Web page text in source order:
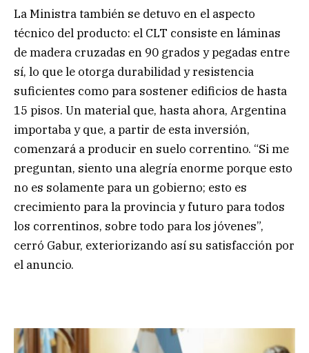
La Ministra también se detuvo en el aspecto
técnico del producto: el CLT consiste en láminas
de madera cruzadas en 90 grados y pegadas entre
sí, lo que le otorga durabilidad y resistencia
suficientes como para sostener edificios de hasta
15 pisos. Un material que, hasta ahora, Argentina
importaba y que, a partir de esta inversión,
comenzará a producir en suelo correntino. “Si me
preguntan, siento una alegría enorme porque esto
no es solamente para un gobierno; esto es
crecimiento para la provincia y futuro para todos
los correntinos, sobre todo para los jóvenes”,
cerró Gabur, exteriorizando así su satisfacción por
el anuncio.